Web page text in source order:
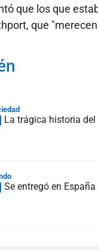
que los que
que
La trágica historia
Se entregó en